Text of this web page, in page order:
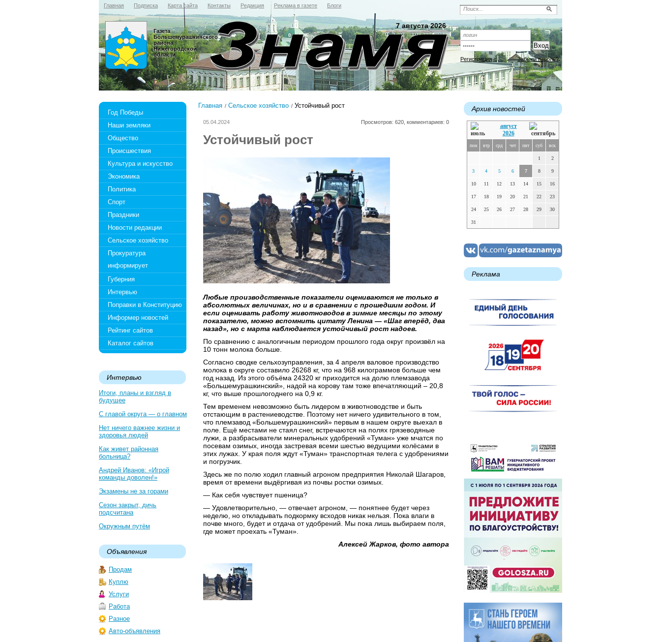
Главная Подписка Карта сайта Контакты Редакция Реклама в газете Блоги
Регистрация Забыли пароль?
7 августа 2026
Газета
Большемурашкинского
района
Нижегородской
области
Год Победы
Наши земляки
Общество
Происшествия
Культура и искусство
Экономика
Политика
Спорт
Праздники
Новости редакции
Сельское хозяйство
Прокуратура
информирует
Губерния
Интервью
Поправки в Конституцию
Информер новостей
Рейтинг сайтов
Каталог сайтов
Интервью
Итоги, планы и взгляд в
будущее
С главой округа — о главном
Нет ничего важнее жизни и
здоровья людей
Как живет районная
больница?
Андрей Иванов: «Игрой
команды доволен!»
Экзамены не за горами
Сезон закрыт, дичь
подсчитана
Окружным путём
Объявления
Продам
Куплю
Услуги
Работа
Разное
Авто-объявления
Главная Сельское хозяйство Устойчивый рост
05.04.2024 Просмотров: 620, комментариев: 0
Устойчивый рост
Любые производственные показатели оцениваются не только в
абсолютных величинах, но и в сравнении с прошедшим годом. И
если оценивать работу животноводов в зимние месяцы по этому
показателю, можно вспомнить цитату Ленина — «Шаг вперёд, два
назад», но с марта наблюдается устойчивый рост надоев.
По сравнению с аналогичным периодом прошлого года округ произвёл на
10 тонн молока больше.
Согласно сводке сельхозуправления, за 4 апреля валовое производство
молока в округе составило 26268 кг, что на 968 килограммов больше чем
год назад. Из этого объёма 24320 кг приходится на долю племзавода
«Большемурашкинский», надой на корову там тоже впечатляющий – 20,8
кг, что выше прошлогоднего на 0,9 кг.
Тем временем невозможно быть лидером в животноводстве и быть
отстающим в растениеводстве. Поэтому нет ничего удивительного в том,
что племзавод «Большемурашкинский» первым в нашем округе выехал в
поле. Ещё местами не стаял снег, встречаются на полях грязеводяные
лужи, а разбрасыватели минеральных удобрений «Туман» уже мчатся по
посевам озимых, иногда застревая всеми шестью ведущими колёсами в
этих лужах. У края поля ждут «Туман» транспортная телега с удобрениями
и погрузчик.
Здесь же по полю ходил главный агроном предприятия Николай Шагаров,
время от времени выдёргивая из почвы ростки озимых.
— Как себя чувствует пшеница?
— Удовлетворительно, — отвечает агроном, — понятнее будет через
неделю, но откладывать подкормку всходов никак нельзя. Пока влаги в
почве много, будет и отдача от удобрений. Мы пока лишь выбираем поля,
где может проехать «Туман».
Алексей Жарков, фото автора
Архив новостей
август
2026
пон втр срд чет пят суб вск
1 2
3 4 5 6 7 8 9
10 11 12 13 14 15 16
17 18 19 20 21 22 23
24 25 26 27 28 29 30
31
Реклама